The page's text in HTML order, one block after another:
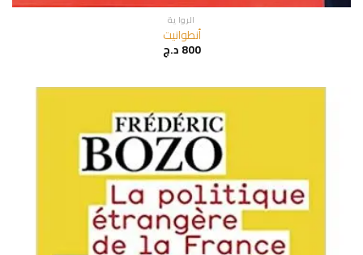
الروا ية
أنطوانيت
800د.ج